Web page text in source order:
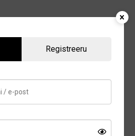
Registreeru